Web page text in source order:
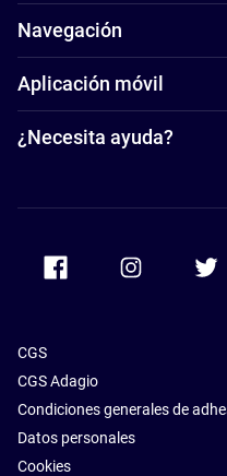
Navegación
Aplicación móvil
¿Necesita ayuda?
Accor Facebook
CGS
CGS Adagio
Condiciones generales de
Datos personales
Cookies